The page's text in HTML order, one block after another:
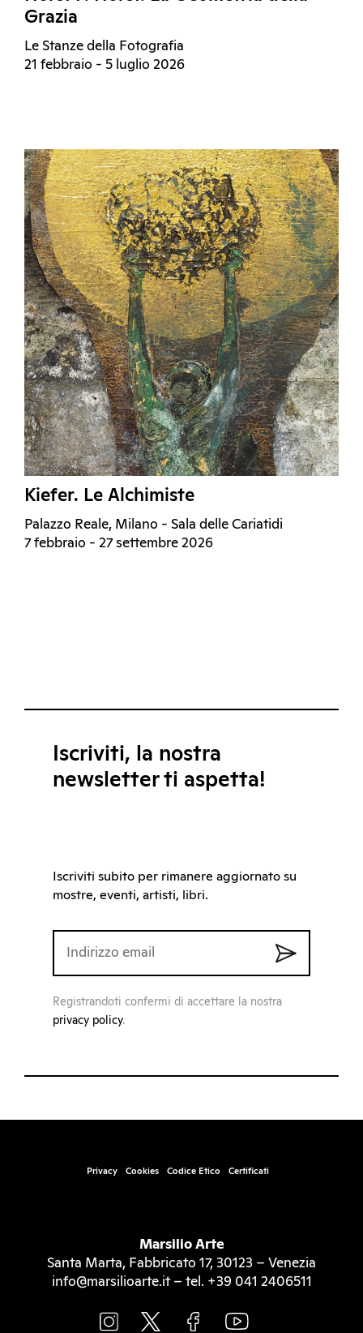
Grazia
Le Stanze della Fotografia
21 febbraio - 5 luglio 2026
Kiefer. Le Alchimiste
Palazzo Reale, Milano - Sala delle Cariatidi
7 febbraio - 27 settembre 2026
Iscriviti, la nostra
newsletter ti aspetta!
Iscriviti subito per rimanere aggiornato su
mostre, eventi, artisti, libri.
Registrandoti confermi di accettare la nostra
privacy policy.
Privacy Cookies Codice Etico Certificati
Marsilio Arte
Santa Marta, Fabbricato 17, 30123 – Venezia
info@marsilioarte.it – tel. +39 041 2406511